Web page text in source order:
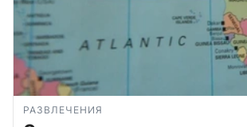
РАЗВЛЕЧЕНИЯ